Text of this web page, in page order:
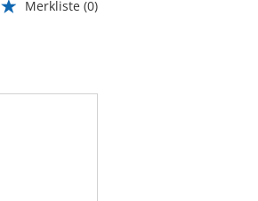
Merkliste (0)